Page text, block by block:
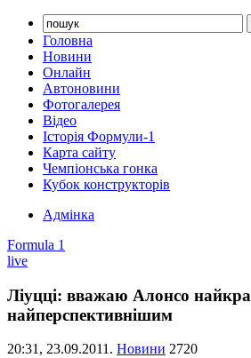
Головна
Новини
Онлайн
Автоновини
Фотогалерея
Відео
Історія Формули-1
Карта сайту
Чемпіонська гонка
Кубок конструкторів
Адмінка
Formula 1
live
Ліуцці: вважаю Алонсо
найперспективнішим
20:31, 23.09.2011. Новини 2720